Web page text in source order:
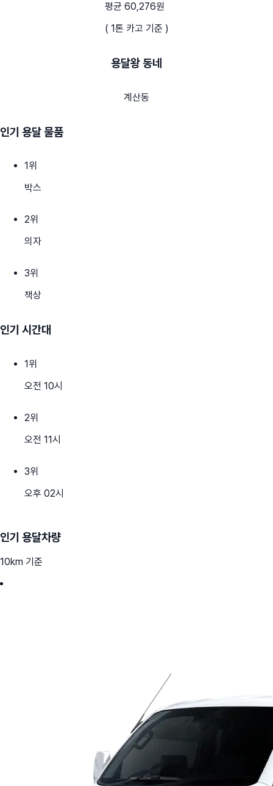
평균 60,276원
( 1톤 카고 기준 )
용달왕 동네
계산동
인기 용달 물품
1위
박스
2위
의자
3위
책상
인기 시간대
1위
오전 10시
2위
오전 11시
3위
오후 02시
인기 용달차량
10km 기준